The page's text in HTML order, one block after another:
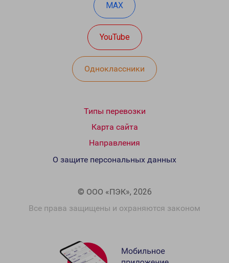
MAX
YouTube
Одноклассники
Типы перевозки
Карта сайта
Направления
© ООО «ПЭК», 2026
Все права защищены и охраняются законом
О защите персональных данных